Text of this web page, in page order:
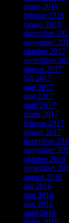
marts 2018
februar 2018
januar 2018
december
november
oktober 2017
september
august 2017
juli 2017
juni 2017
maj 2017
april 2017
marts 2017
februar 2017
januar 2017
december
november
oktober 2016
september
august 2016
juli 2016
juni 2016
maj 2016
april 2016